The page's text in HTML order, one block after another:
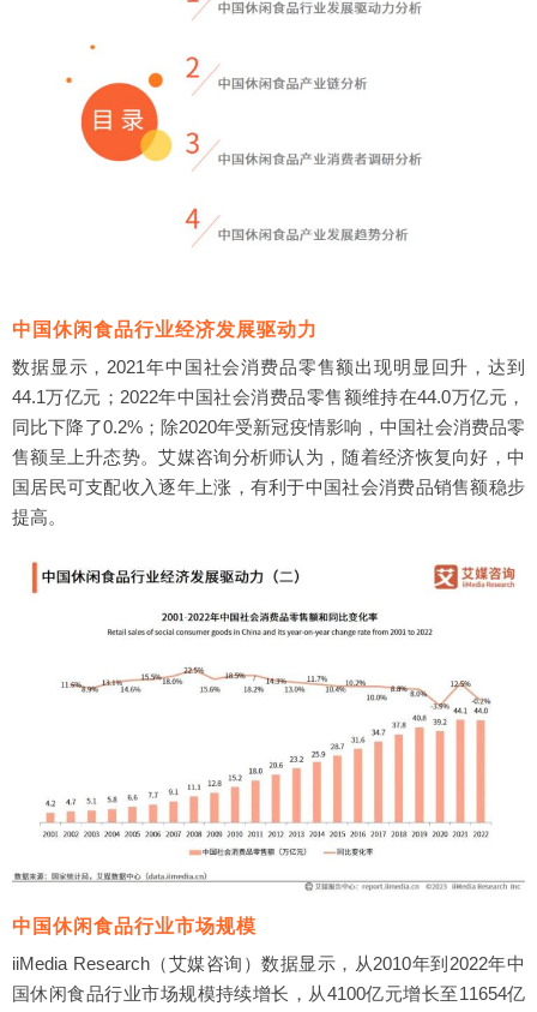
中国休闲食品网红品牌调研分析：尝试意愿
中国休闲食品网红品牌调研分析：存在问题
四、中国休闲食品产业发展趋势分析
中国休闲食品产业发展趋势一：竞争加剧
中国休闲食品产业发展趋势二：健康化
中国休闲食品产业发展趋势三：颜值倾向
图表1 2013-2022年中国人均可支配收入与人均消费支出数据
图表4 2023年中国消费者休闲食品未来消费意愿分析
图表6 2010-2027年中国休闲零食行业规模及预测
图表7 2016-2022年中国糖类作物产量
图表8 2016-2022年中国食糖进口量
图表9 2012-2022年中国小麦产量
图表10 2022年1-12月中国批发市场白条猪价格
图表14 2022年三只松鼠各品类销售额
图表15 2019-2022年三只松鼠线上线下收入
图表16 2022年三只松鼠线下渠道销售额各占比
图表17 2023年三只松鼠口碑和主题词云
图表18 2019-2022年良品铺子营业收入和净利润
图表19 2019-2022年良品铺子采购及运输成本
图表20 2019-2022年良品铺子不同类别产品收入额
图表21 2018-2022年良品铺子研发费用
图表22 2023年良品铺子口碑和主题词云
图表23 2020-2022年轩妈食品蛋黄酥销售数量
图表24 2023年轩妈食品口碑和主题词云
图表25 2019-2022年王小卤销售收入
图表27 2023年中国休闲食品消费者购买品类分析
图表28 2023年中国休闲食品消费者喜欢的休闲食品品类
图表29 2023年中国消费者购买休闲食品的频率
中国休闲食品行业经济发展驱动力
数据显示，2021年中国社会消费品零售额出现明显回升，达到
44.1万亿元；2022年中国社会消费品零售额维持在44.0万亿元，
同比下降了0.2%；除2020年受新冠疫情影响，中国社会消费品零
售额呈上升态势。艾媒咨询分析师认为，随着经济恢复向好，中
国居民可支配收入逐年上涨，有利于中国社会消费品销售额稳步
提高。
中国休闲食品行业市场规模
iiMedia Research（艾媒咨询）数据显示，从2010年到2022年中
国休闲食品行业市场规模持续增长，从4100亿元增长至11654亿